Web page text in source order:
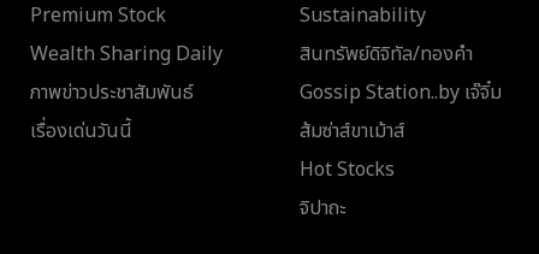
Premium Stock
Wealth Sharing Daily
ภาพข่าวประชาสัมพันธ์
เรื่องเด่นวันนี้
Sustainability
สินทรัพย์ดิจิทัล/ทองคำ
Gossip Station..by เจ๊จิ๋ม
ส้มซ่าส์ขาเม้าส์
Hot Stocks
จิปาถะ